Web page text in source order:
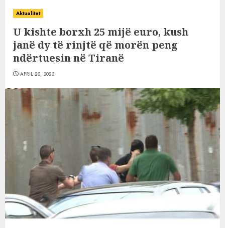
Aktualitet
U kishte borxh 25 mijë euro, kush
janë dy të rinjtë që morën peng
ndërtuesin në Tiranë
APRIL 20, 2023